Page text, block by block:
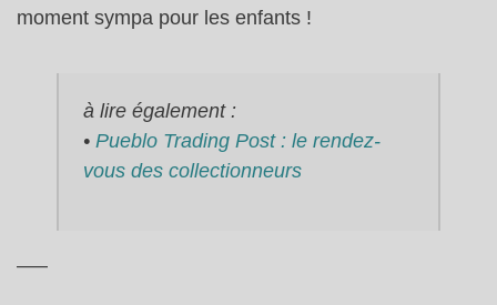
moment sympa pour les enfants !
à lire également :
• Pueblo Trading Post : le rendez-
vous des collectionneurs
—–